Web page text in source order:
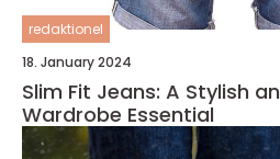
redaktionel
18. January 2024
Slim Fit Jeans: A Stylish
Wardrobe Essential